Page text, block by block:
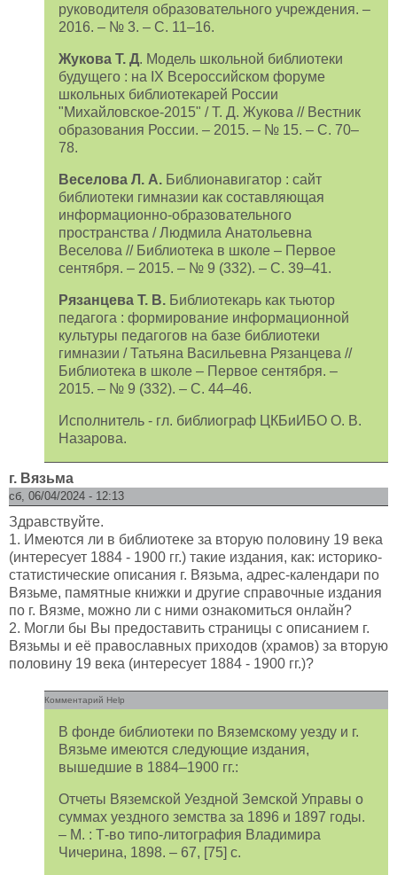
руководителя образовательного учреждения. –
2016. – № 3. – С. 11–16.
Жукова Т. Д. Модель школьной библиотеки
будущего : на IX Всероссийском форуме
школьных библиотекарей России
"Михайловское-2015" / Т. Д. Жукова // Вестник
образования России. – 2015. – № 15. – С. 70–
78.
Веселова Л. А. Библионавигатор : сайт
библиотеки гимназии как составляющая
информационно-образовательного
пространства / Людмила Анатольевна
Веселова // Библиотека в школе – Первое
сентября. – 2015. – № 9 (332). – С. 39–41.
Рязанцева Т. В. Библиотекарь как тьютор
педагога : формирование информационной
культуры педагогов на базе библиотеки
гимназии / Татьяна Васильевна Рязанцева //
Библиотека в школе – Первое сентября. –
2015. – № 9 (332). – С. 44–46.
Исполнитель - гл. библиограф ЦКБиИБО О. В.
Назарова.
г. Вязьма
сб, 06/04/2024 - 12:13
Здравствуйте.
1. Имеются ли в библиотеке за вторую половину 19 века
(интересует 1884 - 1900 гг.) такие издания, как: историко-
статистические описания г. Вязьма, адрес-календари по
Вязьме, памятные книжки и другие справочные издания
по г. Вязме, можно ли с ними ознакомиться онлайн?
2. Могли бы Вы предоставить страницы с описанием г.
Вязьмы и её православных приходов (храмов) за вторую
половину 19 века (интересует 1884 - 1900 гг.)?
Комментарий Help
В фонде библиотеки по Вяземскому уезду и г.
Вязьме имеются следующие издания,
вышедшие в 1884–1900 гг.:
Отчеты Вяземской Уездной Земской Управы о
суммах уездного земства за 1896 и 1897 годы.
– М. : Т-во типо-литография Владимира
Чичерина, 1898. – 67, [75] с.